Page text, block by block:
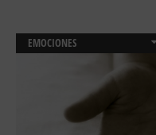
EMOCIONES